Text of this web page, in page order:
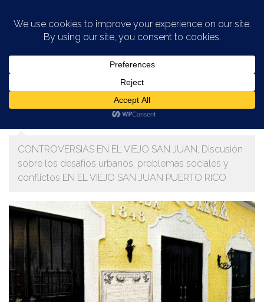
CONTROVERSIAS EN EL
VIEJO SAN JUAN
CONTROVERSIAS EN EL VIEJO SAN JUAN, Discusión
sobre los desafíos urbanos, problemas sociales y
conflictos EN EL VIEJO SAN JUAN PUERTO RICO